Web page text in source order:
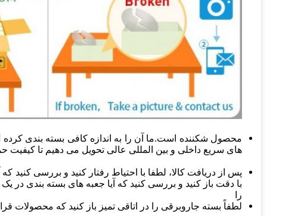
محصول شکننده است.ما آن را به اندازه کافی بسته بندی
های سریع داخلی و بین المللی عالی تحویل می دهیم تا کیفیت
پس از دریافت کالا، لطفا با احتیاط رفتار کنید و بررسی کنید
با دقت باز کنید و بررسی کنید که آیا جعبه های بسته بندی در یک
را
لطفاً بسته جاروبرقی را در اتاقی تمیز باز کنید که محصولات